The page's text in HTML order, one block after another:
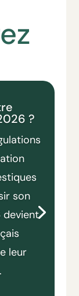
?
son
devient
leur